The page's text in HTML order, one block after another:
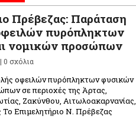
Πρέβεζας: Παράταση
πυρόπληκτων
νομικών προσώπων
|0 σχόλια
οφειλών πυρόπληκτων φυσικών
σε περιοχές της Άρτας,
Ζακύνθου, Αιτωλοακαρνανίας,
Το Επιμελητήριο N. Πρέβεζας